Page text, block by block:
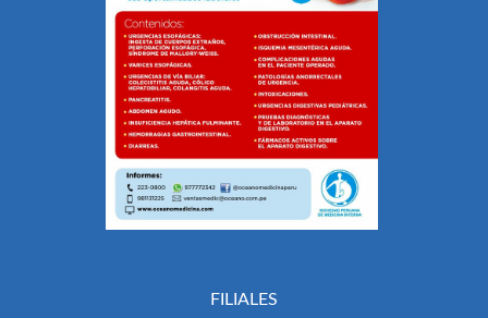
FILIALES